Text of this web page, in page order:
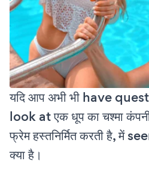
यदि आप अभी भी have
look at एक धूप का चश्मा
फ्रेम हस्तनिर्मित करती है, में
क्या है।